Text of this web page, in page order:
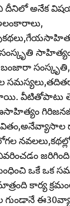
దీనిలో అనేక
సంస్కృతి,
నవలలు,కథల్లో
ఒకే ఒక
కార్య